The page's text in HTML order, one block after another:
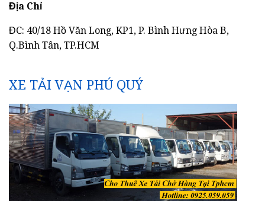
Địa Chỉ
ĐC: 40/18 Hồ Văn Long, KP1, P. Bình Hưng Hòa B,
Q.Bình Tân, TP.HCM
XE TẢI VẠN PHÚ QUÝ